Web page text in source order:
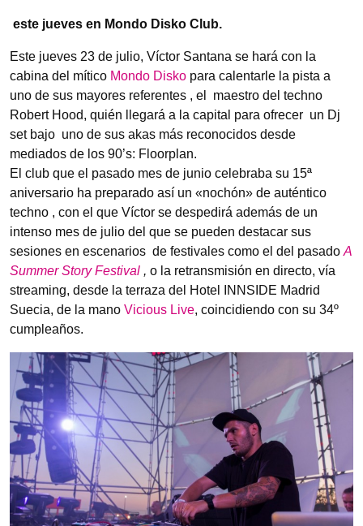
este jueves en Mondo Disko Club.
Este jueves 23 de julio, Víctor Santana se hará con la
cabina del mítico Mondo Disko para calentarle la pista a
uno de sus mayores referentes , el maestro del techno
Robert Hood, quién llegará a la capital para ofrecer un Dj
set bajo uno de sus akas más reconocidos desde
mediados de los 90’s: Floorplan.
El club que el pasado mes de junio celebraba su 15ª
aniversario ha preparado así un «nochón» de auténtico
techno , con el que Víctor se despedirá además de un
intenso mes de julio del que se pueden destacar sus
sesiones en escenarios de festivales como el del pasado A
Summer Story Festival , o la retransmisión en directo, vía
streaming, desde la terraza del Hotel INNSIDE Madrid
Suecia, de la mano Vicious Live, coincidiendo con su 34º
cumpleaños.